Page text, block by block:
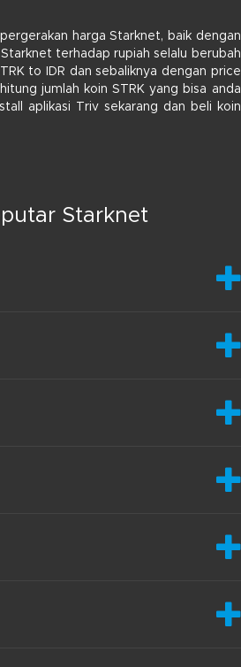
harga Starknet, baik dengan
terhadap rupiah selalu berubah
to IDR dan sebaliknya dengan price
jumlah koin STRK yang bisa anda
aplikasi Triv sekarang dan beli koin
Starknet